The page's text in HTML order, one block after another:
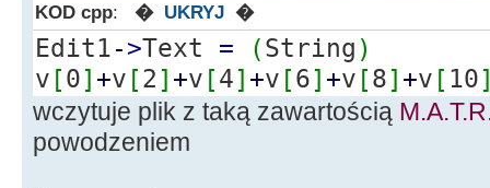
// Edit1->Text = (String)
Edit1->
KOD cpp: � UKRYJ �
Edit1->Text = (String )
v [0] +v [2] +v [4] +v [6] +v [8] +v [ 10
wczytuje plik z taką zawartością
powodzeniem